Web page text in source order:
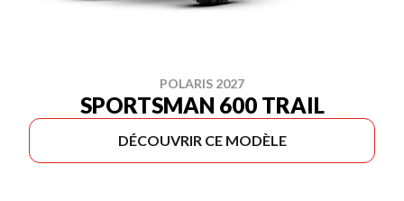
POLARIS 2027
SPORTSMAN 600 TRAIL
DÉCOUVRIR CE MODÈLE